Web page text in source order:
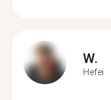
W.
Hefei